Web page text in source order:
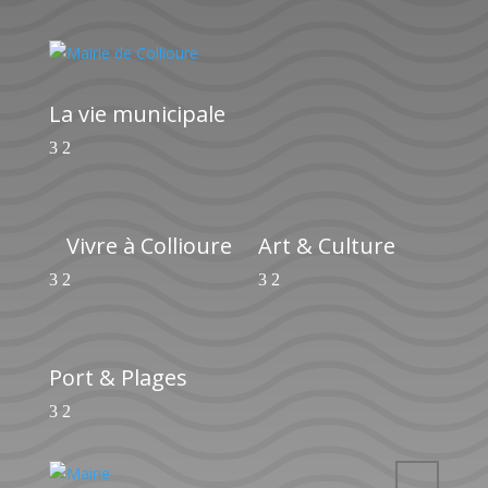
La vie municipale
Vivre à Collioure Art & Culture
Port & Plages